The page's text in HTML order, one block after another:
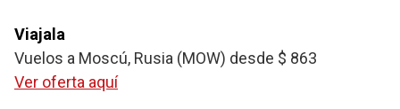
Viajala
Vuelos a Moscú, Rusia (MOW) desde $ 863
Ver oferta aquí